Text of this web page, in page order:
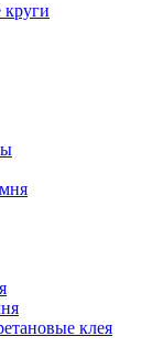
клея